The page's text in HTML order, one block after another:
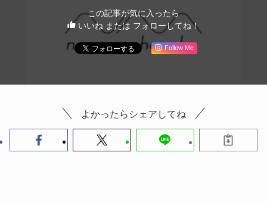
この記事が気に入ったら
いいね または フォローしてね！
Follow Me
よかったらシェアしてね